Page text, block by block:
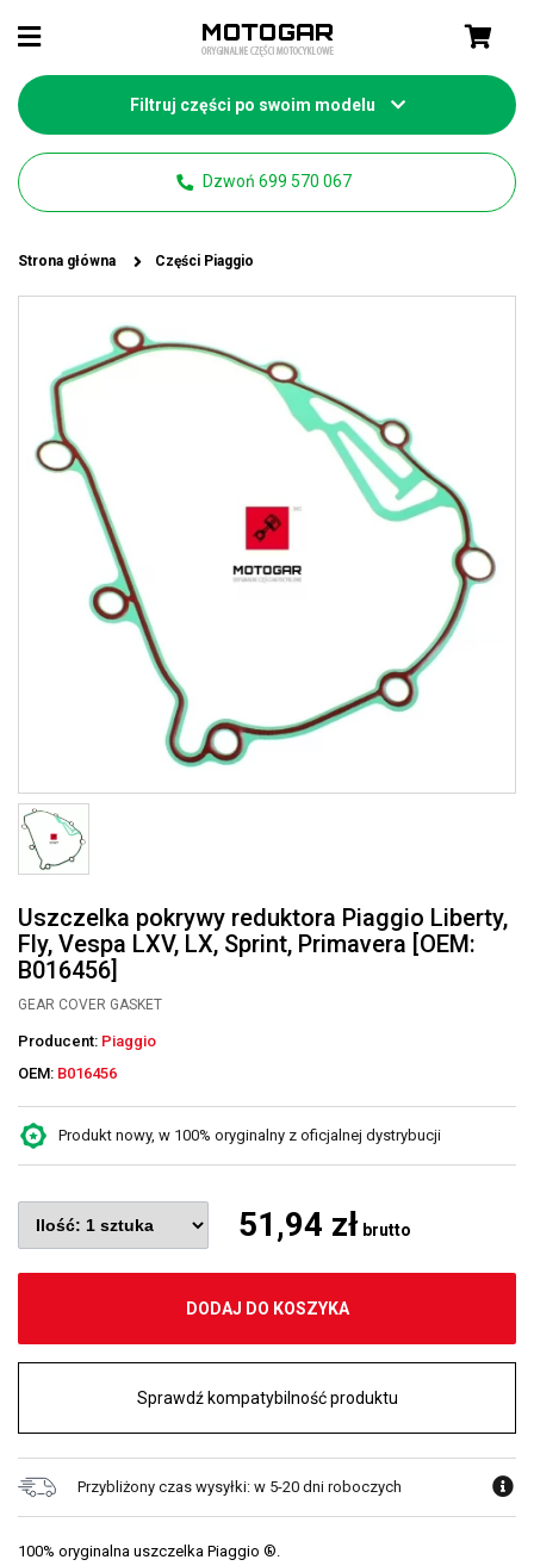
Filtruj części po swoim modelu
Dzwoń 699 570 067
Strona główna Części Piaggio
Uszczelka pokrywy reduktora Piaggio Liberty,
Fly, Vespa LXV, LX, Sprint, Primavera [OEM:
B016456]
GEAR COVER GASKET
Producent: Piaggio
OEM: B016456
Produkt nowy, w 100% oryginalny z oficjalnej dystrybucji
51,94 zł brutto
DODAJ DO KOSZYKA
Sprawdź kompatybilność produktu
Przybliżony czas wysyłki: w 5-20 dni roboczych
100% oryginalna uszczelka Piaggio ®.